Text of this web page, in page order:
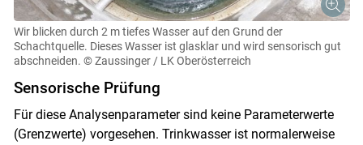
Wir blicken durch 2 m tiefes Wasser auf den Grund der
Schachtquelle. Dieses Wasser ist glasklar und wird sensorisch gut
abschneiden. © Zaussinger / LK Oberösterreich
Sensorische Prüfung
Für diese Analysenparameter sind keine Parameterwerte
(Grenzwerte) vorgesehen. Trinkwasser ist normalerweise